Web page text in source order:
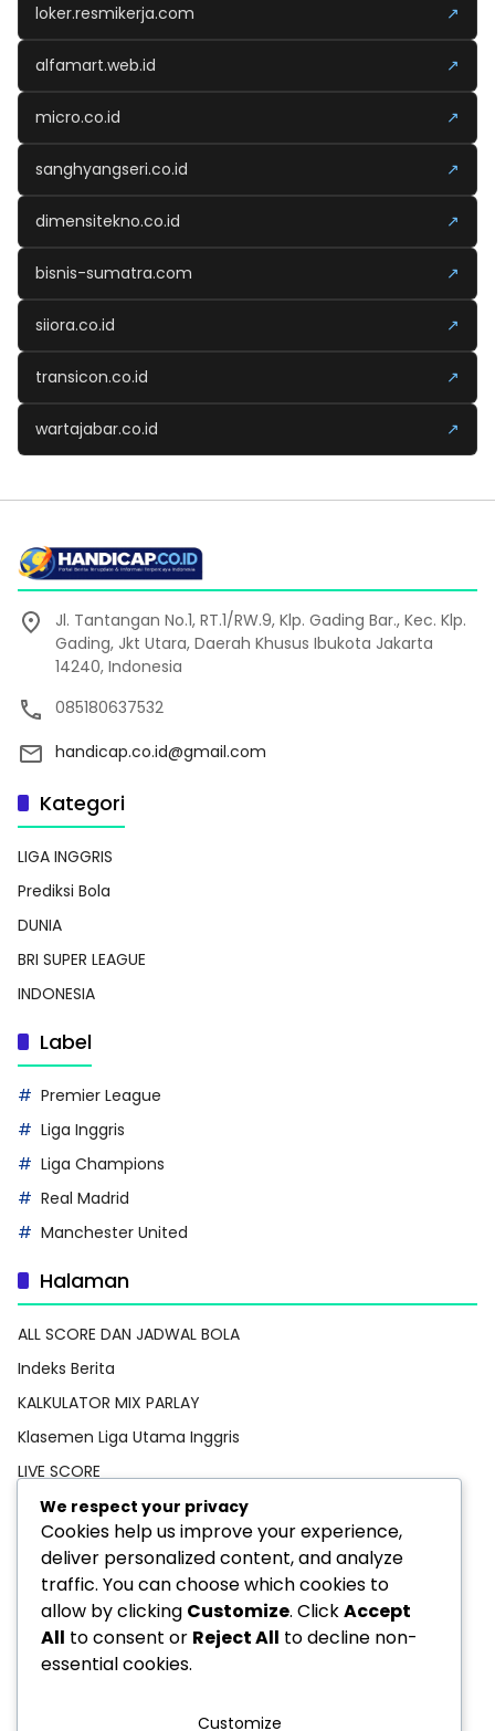
loker.resmikerja.com ↗
alfamart.web.id ↗
micro.co.id ↗
sanghyangseri.co.id ↗
dimensitekno.co.id ↗
bisnis-sumatra.com ↗
siiora.co.id ↗
transicon.co.id ↗
wartajabar.co.id ↗
Jl. Tantangan No.1, RT.1/RW.9, Klp. Gading Bar., Kec. Klp.
Gading, Jkt Utara, Daerah Khusus Ibukota Jakarta
14240, Indonesia
085180637532
handicap.co.id@gmail.com
Kategori
LIGA INGGRIS
Prediksi Bola
DUNIA
BRI SUPER LEAGUE
INDONESIA
Label
Premier League
Liga Inggris
Liga Champions
Real Madrid
Manchester United
Halaman
ALL SCORE DAN JADWAL BOLA
Indeks Berita
KALKULATOR MIX PARLAY
Klasemen Liga Utama Inggris
LIVE SCORE
Pedoman Media Siber
PREDIKSI BOLA
Privacy Policy
STATISTIK PEMAIN
TEBAK SKOR
We respect your privacy
Cookies help us improve your experience,
deliver personalized content, and analyze
traffic. You can choose which cookies to
allow by clicking Customize. ClickAccept
All to consent or Reject All to decline non-
essential cookies.
Customize